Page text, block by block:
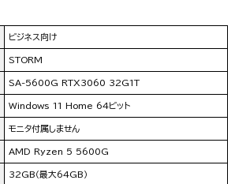
ビジネス向け
STORM
SA-5600G RTX3060 32G1T
Windows 11 Home 64ビット
モニタ付属しません
AMD Ryzen 5 5600G
32GB（最大64GB）